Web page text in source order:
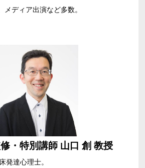
メディア出演など多数。
・特別講師 山口 創 教授
発達心理士。